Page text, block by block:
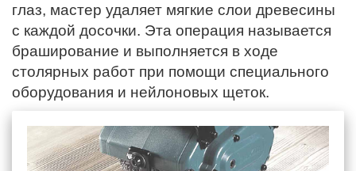
глаз, мастер удаляет мягкие слои древесины
с каждой досочки. Эта операция называется
браширование и выполняется в ходе
столярных работ при помощи специального
оборудования и нейлоновых щеток.